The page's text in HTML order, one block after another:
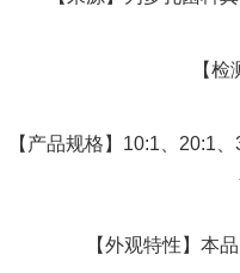
【
【产品规格】10:1、20:1
【外观特性】本